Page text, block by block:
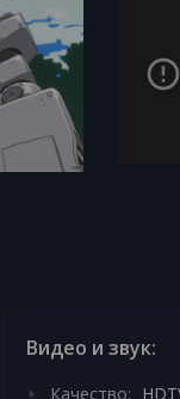
Видео и звук:
Качество: